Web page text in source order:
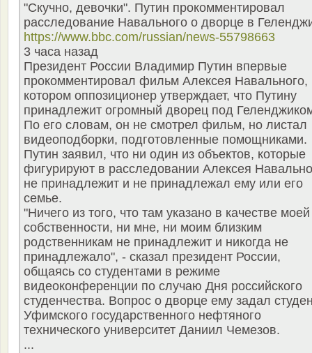
"Скучно, девочки". Путин прокомментировал
расследование Навального о дворце в
https://www.bbc.com/russian/news-55798663
3 часа назад
Президент России Владимир Путин впервые
прокомментировал фильм Алексея Навального,
котором оппозиционер утверждает, что Путину
принадлежит огромный дворец под
По его словам, он не смотрел фильм, но листал
видеоподборки, подготовленные помощниками.
Путин заявил, что ни один из объектов, которые
фигурируют в расследовании Алексея
не принадлежит и не принадлежал ему или его
семье.
"Ничего из того, что там указано в качестве моей
собственности, ни мне, ни моим близким
родственникам не принадлежит и никогда не
принадлежало", - сказал президент России,
общаясь со студентами в режиме
видеоконференции по случаю Дня российского
студенчества. Вопрос о дворце ему задал
Уфимского государственного нефтяного
технического университет Даниил Чемезов.
...